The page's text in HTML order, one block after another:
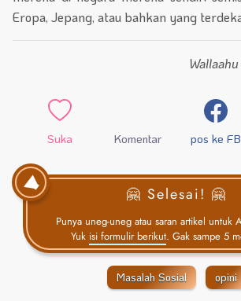
Eropa, Jepang, atau bahkan yang
Suka Komentar pos ke FB
🤗 Selesai! 🤗
Punya uneg-uneg atau saran artikel untuk
Yuk isi formulir berikut. Gak sampe 5
Masalah Sosial opini